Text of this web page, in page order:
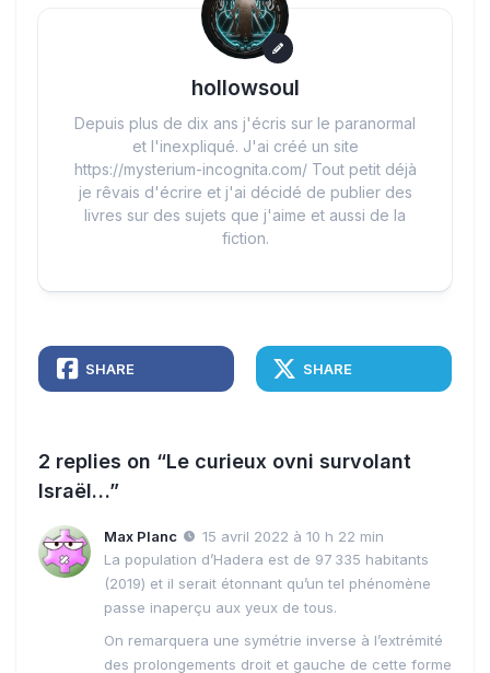
hollowsoul
Depuis plus de dix ans j'écris sur le paranormal
et l'inexpliqué. J'ai créé un site
https://mysterium-incognita.com/ Tout petit déjà
je rêvais d'écrire et j'ai décidé de publier des
livres sur des sujets que j'aime et aussi de la
fiction.
SHARE SHARE
2 replies on “Le curieux ovni survolant
Israël…”
Max Planc
15 avril 2022 à 10 h 22 min
La population d’Hadera est de 97 335 habitants
(2019) et il serait étonnant qu’un tel phénomène
passe inaperçu aux yeux de tous.
On remarquera une symétrie inverse à l’extrémité
des prolongements droit et gauche de cette forme